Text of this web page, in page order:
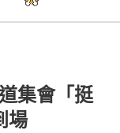
集會「挺
場